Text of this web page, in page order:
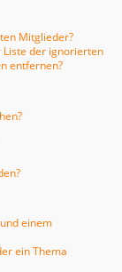
Mitglieder?
Liste der ignorierten
entfernen?
einem
ein Thema